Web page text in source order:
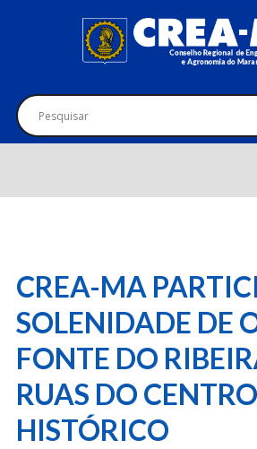
CREA-MA
SOLENIDADE DE
FONTE DO
RUAS DO CENTRO
HISTÓRICO